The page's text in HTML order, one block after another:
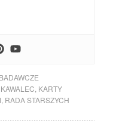
KARTY
, RADA STARSZYCH